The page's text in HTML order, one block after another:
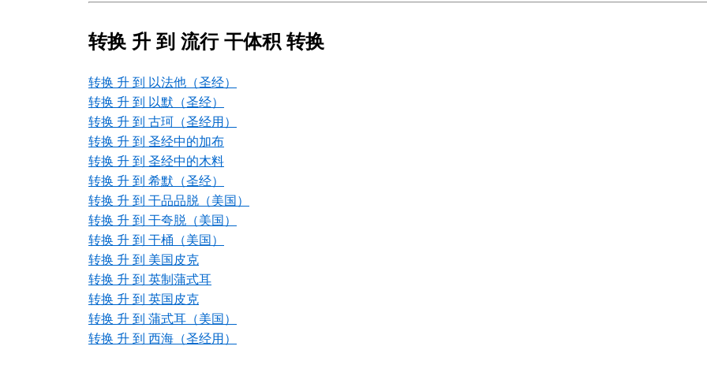
转换 升 到 流行 干体积 转换
转换 升 到 以法他（圣经）
转换 升 到 以默（圣经）
转换 升 到 古珂（圣经用）
转换 升 到 圣经中的加布
转换 升 到 圣经中的木料
转换 升 到 希默（圣经）
转换 升 到 干品品脱（美国）
转换 升 到 干夸脱（美国）
转换 升 到 干桶（美国）
转换 升 到 美国皮克
转换 升 到 英制蒲式耳
转换 升 到 英国皮克
转换 升 到 蒲式耳（美国）
转换 升 到 西海（圣经用）